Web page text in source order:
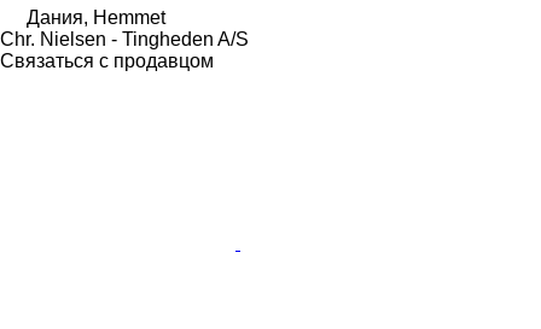
Дания, Hemmet
Chr. Nielsen - Tingheden A/S
Связаться с продавцом